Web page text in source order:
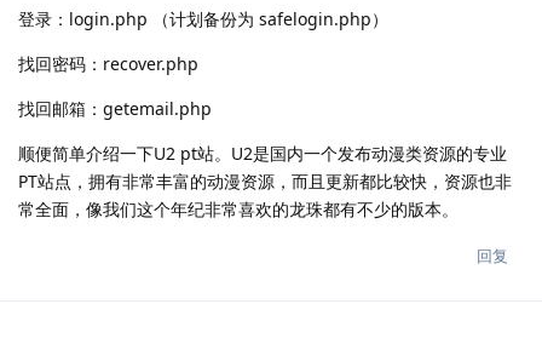
登录：login.php （计划备份为 safelogin.php）
找回密码：recover.php
找回邮箱：getemail.php
顺便简单介绍一下U2 pt站。U2是国内一个发布动漫类资源的专业
PT站点，拥有非常丰富的动漫资源，而且更新都比较快，资源也非
常全面，像我们这个年纪非常喜欢的龙珠都有不少的版本。
回复